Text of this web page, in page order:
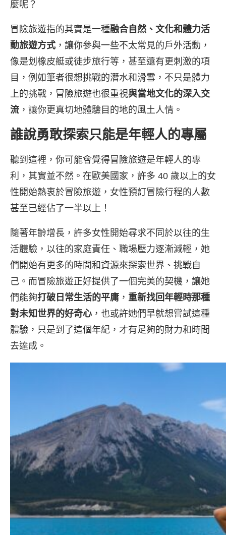
麼呢？
冒險旅遊指的其實是一種融合自然、文化和體力活
動旅遊方式 ，讓你參與一些不太常見的戶外活動，
像是划橡皮艇或徒步旅行等，甚至還有更刺激的項
目，例如筆者很想挑戰的潛水和滑雪，不只是體力
上的挑戰，冒險旅遊也很重視與當地文化的深入交
流 ，讓你更真切地體驗目的地的風土人情。
誰說勇敢探索只能是年輕人的專屬
聽到這裡，你可能會覺得冒險旅遊是年輕人的專
利，其實並不然。在歐美國家，許多 40 歲以上的女
性開始熱衷於冒險旅遊，女性預訂冒險行程的人數
甚至已經佔了一半以上！
隨著年齡增長，許多女性開始尋求不同於以往的生
活體驗，以往的家庭責任、職場壓力逐漸減輕，她
們開始有更多的時間和資源來探索世界、挑戰自
己。而冒險旅遊正好提供了一個完美的契機，讓她
們能夠打破日常生活的平庸 ， 重新找回年輕時那種
對未知世界的好奇心 ，也或許她們早就想嘗試這種
體驗，只是到了這個年紀，才有足夠的財力和時間
去達成。